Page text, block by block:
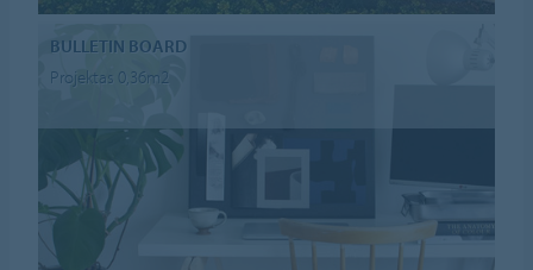
BULLETIN BOARD
Projektas 0,36m2